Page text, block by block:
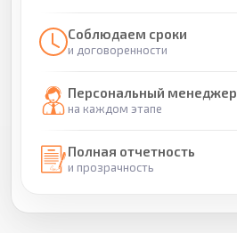
Соблюдаем сроки
и договоренности
Персональный менеджер
на каждом этапе
Полная отчетность
и прозрачность